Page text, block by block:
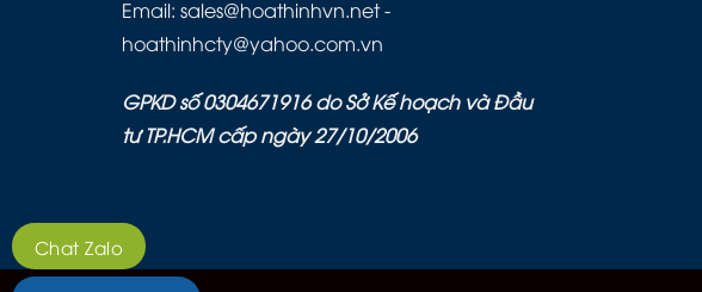
Email: sales@hoathinhvn.net -
hoathinhcty@yahoo.com.vn
GPKD số 0304671916 do Sở Kế hoạch và Đầu
tư TP.HCM cấp ngày 27/10/2006
Chat Zalo